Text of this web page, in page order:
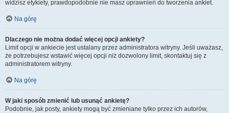
widzisz etykiety, prawdopodobnie nie masz uprawnień do tworzenia ankiet.
Na górę
Dlaczego nie można dodać więcej opcji ankiety?
Limit opcji w ankiecie jest ustalany przez administratora witryny. Jeśli uważasz,
że potrzebujesz wstawić więcej opcji niż dozwolony limit, skontaktuj się z
administratorem witryny.
Na górę
W jaki sposób zmienić lub usunąć ankietę?
Podobnie, jak posty, ankiety mogą być zmieniane tylko przez ich autorów,